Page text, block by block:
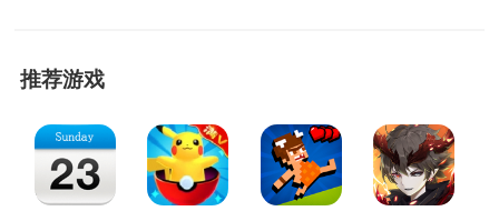
推荐游戏